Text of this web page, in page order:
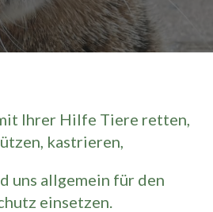
Ihrer Hilfe Tiere retten,
kastrieren,
uns allgemein für den
einsetzen.